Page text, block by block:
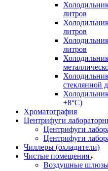
литров
литров
литров
стеклянной
+8°C)
Хроматография
Центрифуги
Центрифуги
Центрифуги
Чиллеры (охладители)
Чистые помещения
Воздушные